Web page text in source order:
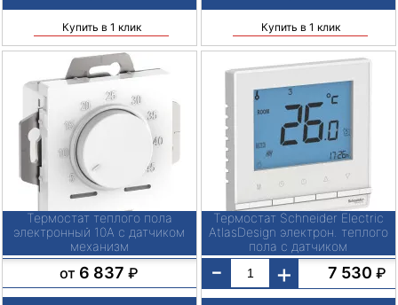
Купить в 1 клик Купить в 1 клик
Термостат теплого пола
электронный 10А с датчиком
механизм
от 6 837₽
Термостат Schneider Electric
AtlasDesign электрон. теплого
пола с датчиком
- + 7 530 ₽